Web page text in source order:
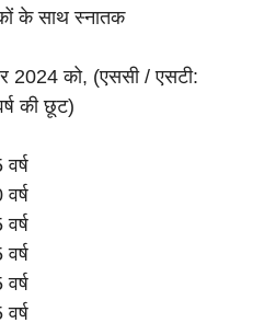
के साथ स्नातक
2024 को, (एससी / एसटी:
की छूट)